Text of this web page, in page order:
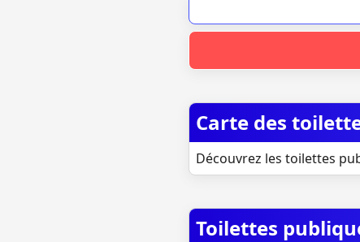
Carte des
Découvrez les toilettes
Toilettes